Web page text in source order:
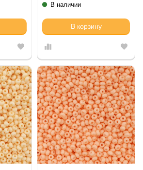
В наличии
В корзину